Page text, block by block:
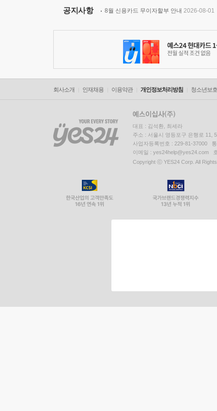
공지사항 8월 신용카드 무이자할부 안내 2026-08-01
회사소개 인재채용 이용약관 개인정보처리방침 청소년보
대표 : 김석환, 최세라
주소 : 서울시 영등포구 은행로 11,
사업자등록번호 : 229-81-37000
이메일 : yes24help@yes24.com
Copyright ⓒ YES24 Corp. All